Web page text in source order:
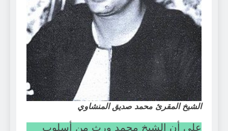
الشيخ المقرئ محمد صديق المنشاوي
على أن الشيخ محمد ورث من أسلوب